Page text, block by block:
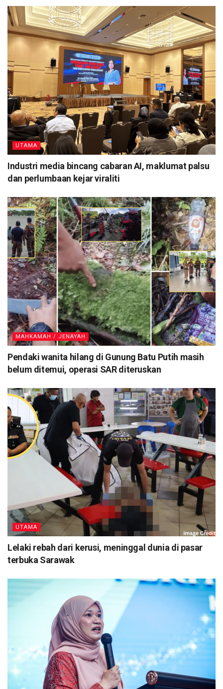
UTAMA
Industri media bincang cabaran AI, maklumat palsu
dan perlumbaan kejar viraliti
MAHKAMAH / JENAYAH
Pendaki wanita hilang di Gunung Batu Putih masih
belum ditemui, operasi SAR diteruskan
UTAMA
Lelaki rebah dari kerusi, meninggal dunia di pasar
terbuka Sarawak